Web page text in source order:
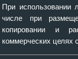
При
числе при
копировании и
коммерческих целях